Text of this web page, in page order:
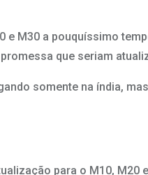
e M30 a pouquíssimo
que seriam
somente na índia,
para o M10,